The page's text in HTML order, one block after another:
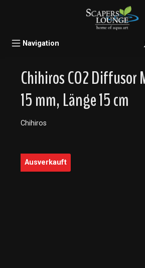
Navigation
Chihiros CO2 Diffusor
15 mm, Länge 15 cm
Chihiros
Bildergalerie überspringen
Ausverkauft